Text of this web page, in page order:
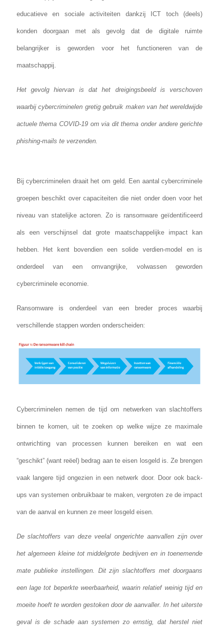
educatieve en sociale activiteiten dankzij ICT toch (deels)
konden doorgaan met als gevolg dat de digitale ruimte
belangrijker is geworden voor het functioneren van de
maatschappij.
Het gevolg hiervan is dat het dreigingsbeeld is verschoven
waarbij cybercriminelen gretig gebruik maken van het wereldwijde
actuele thema COVID-19 om via dit thema onder andere gerichte
phishing-mails te verzenden.
Bij cybercriminelen draait het om geld. Een aantal cybercriminele
groepen beschikt over capaciteiten die niet onder doen voor het
niveau van statelijke actoren. Zo is ransomware geïdentificeerd
als een verschijnsel dat grote maatschappelijke impact kan
hebben. Het kent bovendien een solide verdien-model en is
onderdeel van een omvangrijke, volwassen geworden
cybercriminele economie.
Ransomware is onderdeel van een breder proces waarbij
verschillende stappen worden onderscheiden:
Cybercriminelen nemen de tijd om netwerken van slachtoffers
binnen te komen, uit te zoeken op welke wijze ze maximale
ontwrichting van processen kunnen bereiken en wat een
“geschikt” (want reëel) bedrag aan te eisen losgeld is. Ze brengen
vaak langere tijd ongezien in een netwerk door. Door ook back-
ups van systemen onbruikbaar te maken, vergroten ze de impact
van de aanval en kunnen ze meer losgeld eisen.
De slachtoffers van deze veelal ongerichte aanvallen zijn over
het algemeen kleine tot middelgrote bedrijven en in toenemende
mate publieke instellingen. Dit zijn slachtoffers met doorgaans
een lage tot beperkte weerbaarheid, waarin relatief weinig tijd en
moeite hoeft te worden gestoken door de aanvaller. In het uiterste
geval is de schade aan systemen zo ernstig, dat herstel niet